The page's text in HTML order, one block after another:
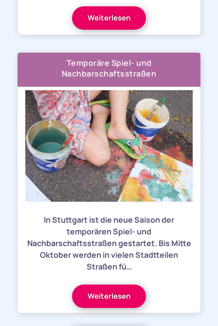
Weiterlesen
Temporäre Spiel- und
Nachbarschaftsstraßen
In Stuttgart ist die neue Saison der
temporären Spiel- und
Nachbarschaftsstraßen gestartet. Bis Mitte
Oktober werden in vielen Stadtteilen
Straßen fü…
Weiterlesen